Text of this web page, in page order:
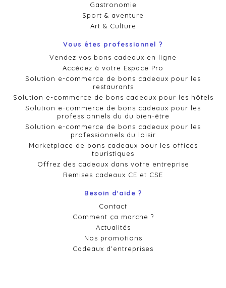
Gastronomie
Sport & aventure
Art & Culture
Vous êtes professionnel ?
Vendez vos bons cadeaux en ligne
Accédez à votre Espace Pro
Solution e-commerce de bons cadeaux pour les
restaurants
Solution e-commerce de bons cadeaux pour les hôtels
Solution e-commerce de bons cadeaux pour les
professionnels du du bien-être
Solution e-commerce de bons cadeaux pour les
professionnels du loisir
Marketplace de bons cadeaux pour les offices
touristiques
Offrez des cadeaux dans votre entreprise
Remises cadeaux CE et CSE
Besoin d'aide ?
Contact
Comment ça marche ?
Actualités
Nos promotions
Cadeaux d'entreprises